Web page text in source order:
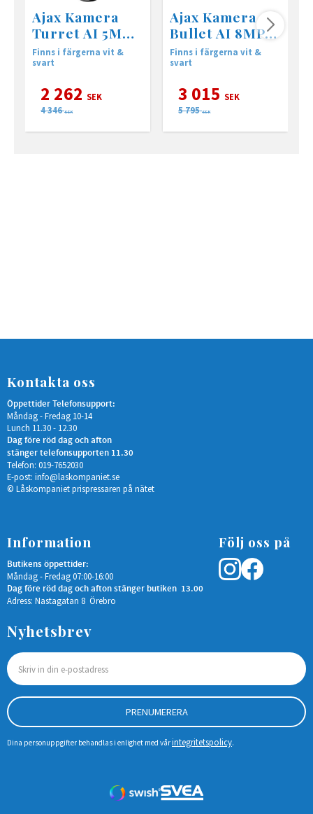
Ajax Kamera
Turret AI 5MP
2,8mm
Finns i färgerna vit &
svart
2 262 SEK
4 346 SEK
Ajax Kamera
Bullet AI 8MP
4mm
Finns i färgerna vit &
svart
3 015 SEK
5 795 SEK
Kontakta oss
Öppettider Telefonsupport:
Måndag - Fredag 10-14
Lunch 11.30 - 12.30
Dag före röd dag och afton
stänger telefonsupporten 11.30
Telefon: 019-7652030
E-post: info@laskompaniet.se
© Låskompaniet prispressaren på nätet
Information
Butikens öppettider:
Måndag - Fredag 07:00-16:00
Dag före röd dag och afton stänger butiken 13.00
Adress: Nastagatan 8 Örebro
Följ oss på
Nyhetsbrev
PRENUMERERA
Dina personuppgifter behandlas i enlighet med vårintegritetspolicy.